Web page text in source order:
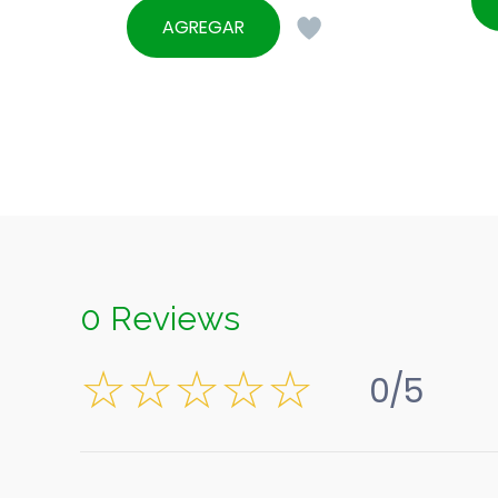
AGREGAR
0 Reviews
0/5